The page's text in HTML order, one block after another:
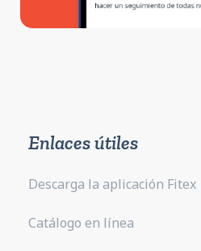
Enlaces útiles
Descarga la aplicación Fitex
Catálogo en línea